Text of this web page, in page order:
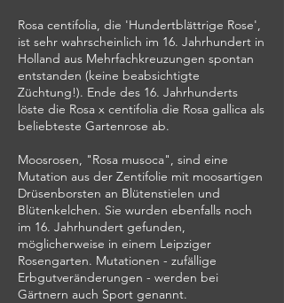
Rosa centifolia, die 'Hundertblättrige Rose',
ist sehr wahrscheinlich im 16. Jahrhundert in
Holland aus Mehrfachkreuzungen spontan
entstanden (keine beabsichtigte
Züchtung!). Ende des 16. Jahrhunderts
löste die Rosa x centifolia die Rosa gallica als
beliebteste Gartenrose ab.
Moosrosen, "Rosa musoca", sind eine
Mutation aus der Zentifolie mit moosartigen
Drüsenborsten an Blütenstielen und
Blütenkelchen. Sie wurden ebenfalls noch
im 16. Jahrhundert gefunden,
möglicherweise in einem Leipziger
Rosengarten. Mutationen - zufällige
Erbgutveränderungen - werden bei
Gärtnern auch Sport genannt.